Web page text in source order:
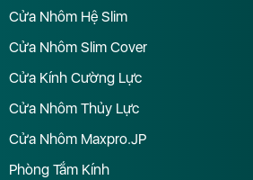
Cửa Nhôm Hệ Slim
Cửa Nhôm Slim Cover
Cửa Kính Cường Lực
Cửa Nhôm Thủy Lực
Cửa Nhôm Maxpro.JP
Phòng Tắm Kính